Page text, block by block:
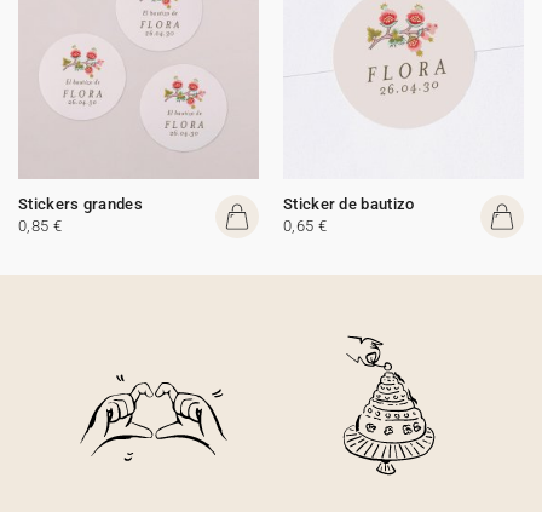
Stickers grandes
0,85 €
Sticker de bautizo
0,65 €